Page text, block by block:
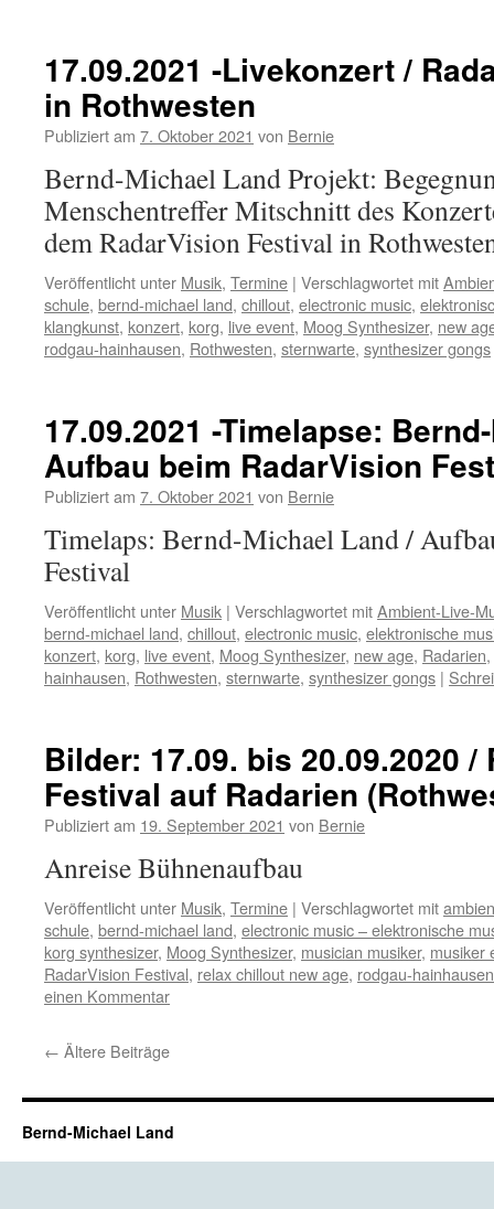
17.09.2021 -Livekonzert /
in Rothwesten
Publiziert am 7. Oktober 2021 von Bernie
Bernd-Michael Land Projekt:
Menschentreffer Mitschnitt des
dem RadarVision Festival in
Veröffentlicht unter Musik, Termine | Verschlagwortet mit
schule, bernd-michael land, chillout, electronic music,
klangkunst, konzert, korg, live event, Moog Synthesizer, new
rodgau-hainhausen, Rothwesten, sternwarte, synthesizer gongs
17.09.2021 -Timelapse:
Aufbau beim RadarVision
Publiziert am 7. Oktober 2021 von Bernie
Timelaps: Bernd-Michael Land /
Festival
Veröffentlicht unter Musik | Verschlagwortet mitAmbient-Live-
bernd-michael land, chillout, electronic music, elektronische
konzert, korg, live event, Moog Synthesizer, new age, Radarien,
hainhausen, Rothwesten, sternwarte, synthesizer gongs |
Bilder: 17.09. bis 20.09.2020 /
Festival auf Radarien
Publiziert am 19. September 2021 von Bernie
Anreise Bühnenaufbau
Veröffentlicht unter Musik, Termine | Verschlagwortet mit
schule, bernd-michael land, electronic music – elektronische
korg synthesizer, Moog Synthesizer, musician musiker, musiker
RadarVision Festival, relax chillout new age, rodgau-hainhausen
einen Kommentar
← Ältere Beiträge
Bernd-Michael Land